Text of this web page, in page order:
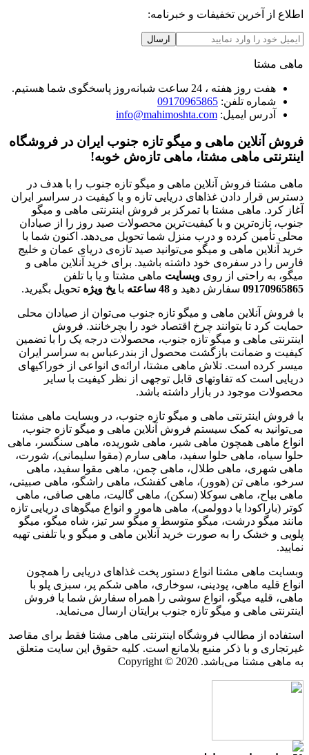
اطلاع از آخرین تخفیفات و خبرنامه:
ارسال
ماهی مشتا
هفت روز هفته ، 24 ساعت شبانه‌روز پاسخگوی شما هستیم.
شماره تلفن: 09170965865
آدرس ایمیل: info@mahimoshta.com
فروش آنلاین ماهی و میگو تازه جنوب ایران در فروشگاه
اینترنتی ماهی مشتا، ماهی تازه‌ش خوبه!
ماهی مشتا فروش آنلاین ماهی و میگو تازه جنوب را با هدف در
دسترس قرار دادن غذاهای دریایی تازه و با کیفیت در سراسر ایران
آغاز کرد. ماهی مشتا با تمرکز بر فروش اینترنتی ماهی و میگو
جنوب، تازه‌ترین و با کیفیت‌ترین محصولات صید روز را از صیادان
محلی تأمین کرده و درب منزل شما تحویل می‌دهد. اکنون شما با
خرید آنلاین ماهی و میگو می‌توانید صید تازه‌ی دریای عمان و خلیج
فارس را در سفره‌ی خود داشته باشید. برای خرید آنلاین ماهی و
میگو، به راحتی از روی وبسایت ماهی مشتا و یا با تلفن
09170965865 سفارش دهید و 48 ساعته با یخ ویژه تحویل بگیرید.
با فروش آنلاین ماهی و میگو تازه جنوب می‌توان از صیادان محلی
حمایت کرد تا بتوانند چرخ اقتصاد خود را بچرخانند. فروش
اینترنتی ماهی و میگو تازه جنوب، محصولات درجه یک را با تضمین
کیفیت و ضمانت بازگشت محصول از بندرعباس به سراسر ایران
میسر کرده است. تلاش ماهی مشتا، ارائه‌ی انواعی از خوراکیهای
دریایی است که تفاوتهای قابل توجهی از نظر کیفیت با سایر
محصولات موجود در بازار داشته باشد.
با فروش اینترنتی ماهی و میگو تازه جنوب، در وبسایت ماهی مشتا
می‌توانید به کمک سیستم فروش آنلاین ماهی و میگو تازه جنوب،
انواع ماهی همچون ماهی شیر، ماهی شوریده، ماهی سنگسر، ماهی
حلوا سیاه، ماهی حلوا سفید، ماهی سارم (مقوا سلیمانی)، شورت،
ماهی شهری، ماهی طلال، ماهی چمن، ماهی مقوا سفید، ماهی
سرخو، ماهی تن (هوور)، ماهی کفشک، ماهی راشگو، ماهی صبیتی،
ماهی بیاح، ماهی سوکلا (سکن)، ماهی گالیت، ماهی صافی، ماهی
کوتر (باراکودا یا دوولمی)، ماهی هامور و انواع میگوهای دریایی تازه
مانند میگو درشت، میگو متوسط و میگو سر تیز، شاه میگو، میگو
پلویی و خشک را به صورت خرید آنلاین ماهی و میگو و یا تلفنی تهیه
نمایید.
وبسایت ماهی مشتا انواع دستور پخت غذاهای دریایی را همچون
انواع قلیه ماهی، پودینی، سوخاری، ماهی شکم پر، سبزی پلو با
ماهی، قلیه میگو، انواع سوشی را همراه سفارش شما با فروش
اینترنتی ماهی و میگو تازه جنوب برایتان ارسال می‌نماید.
استفاده از مطالب فروشگاه اینترنتی ماهی مشتا فقط برای مقاصد
غیرتجاری و با ذکر منبع بلامانع است. کلیه حقوق این سایت متعلق
به ماهی مشتا می‌باشد. Copyright © 2020